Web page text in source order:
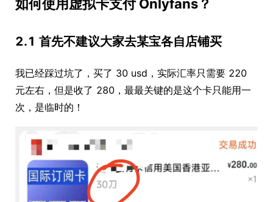
如何使用虚拟卡支付 Onlyfans？
2.1 首先不建议大家去某宝各自店铺买
我已经踩过坑了，买了 30 usd，实际汇率只需要 220
元左右，但是收了 280，最最关键的是这个卡只能用一
次，是临时的！